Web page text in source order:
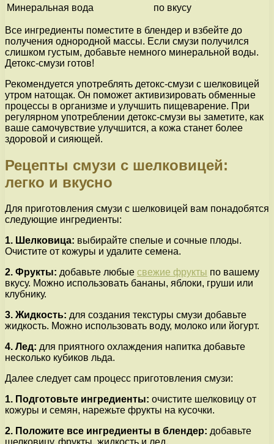
Минеральная вода
по вкусу
Все ингредиенты поместите в блендер и взбейте до
получения однородной массы. Если смузи получился
слишком густым, добавьте немного минеральной воды.
Детокс-смузи готов!
Рекомендуется употреблять детокс-смузи с шелковицей
утром натощак. Он поможет активизировать обменные
процессы в организме и улучшить пищеварение. При
регулярном употреблении детокс-смузи вы заметите, как
ваше самочувствие улучшится, а кожа станет более
здоровой и сияющей.
Рецепты смузи с шелковицей:
легко и вкусно
Для приготовления смузи с шелковицей вам понадобятся
следующие ингредиенты:
1. Шелковица: выбирайте спелые и сочные плоды.
Очистите от кожуры и удалите семена.
2. Фрукты: добавьте любые свежие фрукты по вашему
вкусу. Можно использовать бананы, яблоки, груши или
клубнику.
3. Жидкость: для создания текстуры смузи добавьте
жидкость. Можно использовать воду, молоко или йогурт.
4. Лед: для приятного охлаждения напитка добавьте
несколько кубиков льда.
Далее следует сам процесс приготовления смузи:
1. Подготовьте ингредиенты: очистите шелковицу от
кожуры и семян, нарежьте фрукты на кусочки.
2. Положите все ингредиенты в блендер: добавьте
шелковицу, фрукты, жидкость и лед.